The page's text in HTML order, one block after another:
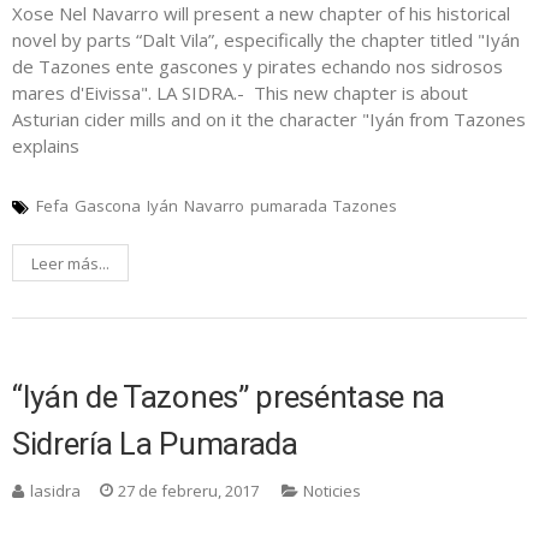
Xose Nel Navarro will present a new chapter of his historical
novel by parts “Dalt Vila”, especifically the chapter titled "Iyán
de Tazones ente gascones y pirates echando nos sidrosos
mares d'Eivissa". LA SIDRA.- This new chapter is about
Asturian cider mills and on it the character "Iyán from Tazones
explains
Fefa Gascona Iyán Navarro pumarada Tazones
Leer más...
“Iyán de Tazones” preséntase na
Sidrería La Pumarada
lasidra 27 de febreru, 2017 Noticies